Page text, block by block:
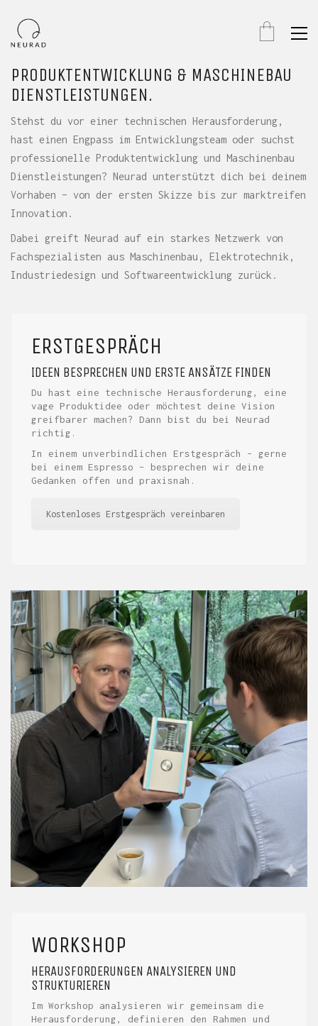
PRODUKTENTWICKLUNG & MASCHINEBAU
DIENSTLEISTUNGEN.
Stehst du vor einer technischen Herausforderung,
hast einen Engpass im Entwicklungsteam oder suchst
professionelle Produktentwicklung und Maschinenbau
Dienstleistungen? Neurad unterstützt dich bei deinem
Vorhaben – von der ersten Skizze bis zur marktreifen
Innovation.
Dabei greift Neurad auf ein starkes Netzwerk von
Fachspezialisten aus Maschinenbau, Elektrotechnik,
Industriedesign und Softwareentwicklung zurück.
ERSTGESPRÄCH
IDEEN BESPRECHEN UND ERSTE ANSÄTZE FINDEN
Du hast eine technische Herausforderung, eine
vage Produktidee oder möchtest deine Vision
greifbarer machen? Dann bist du bei Neurad
richtig.
In einem unverbindlichen Erstgespräch – gerne
bei einem Espresso – besprechen wir deine
Gedanken offen und praxisnah.
Kostenloses Erstgespräch vereinbaren
WORKSHOP
HERAUSFORDERUNGEN ANALYSIEREN UND
STRUKTURIEREN
Im Workshop analysieren wir gemeinsam die
Herausforderung, definieren den Rahmen und